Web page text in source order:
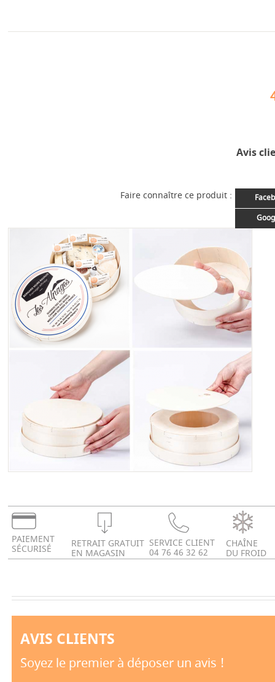
Avis
Faire connaître ce produit :
PAIEMENT
SÉCURISÉ RETRAIT GRATUIT
EN MAGASIN
SERVICE CLIENT
04 76 46 32 62
CHAÎNE
DU FROID
AVIS CLIENTS
Soyez le premier à déposer un avis !